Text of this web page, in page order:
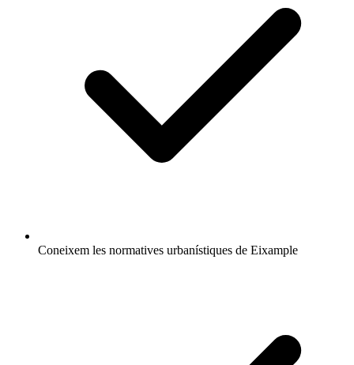
Coneixem les normatives urbanístiques de Eixample